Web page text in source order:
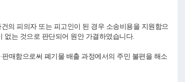
의 피의자 또는 피고인이 된 경우 소송비용을 지원함으
없는 것으로 판단되어 원안 가결하였습니다.
매함으로써 폐기물 배출 과정에서의 주민 불편을 해소